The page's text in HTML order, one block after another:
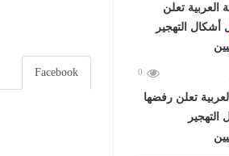
0
تعلن رفضها
Facebook